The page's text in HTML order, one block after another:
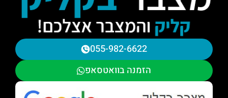
055-982-6622
הזמנה בוואטסאפ